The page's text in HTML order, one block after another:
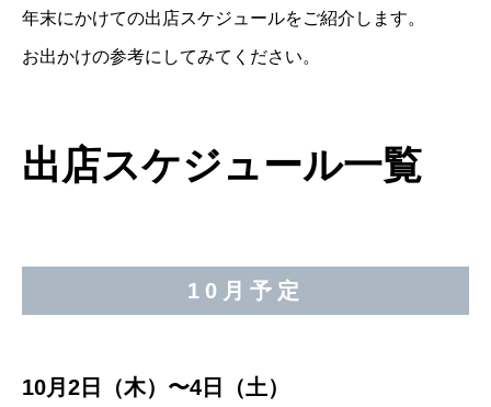
年末にかけての出店スケジュールをご紹介します。
お出かけの参考にしてみてください。
出店スケジュール一覧
10月予定
10月2日（木）〜4日（土）